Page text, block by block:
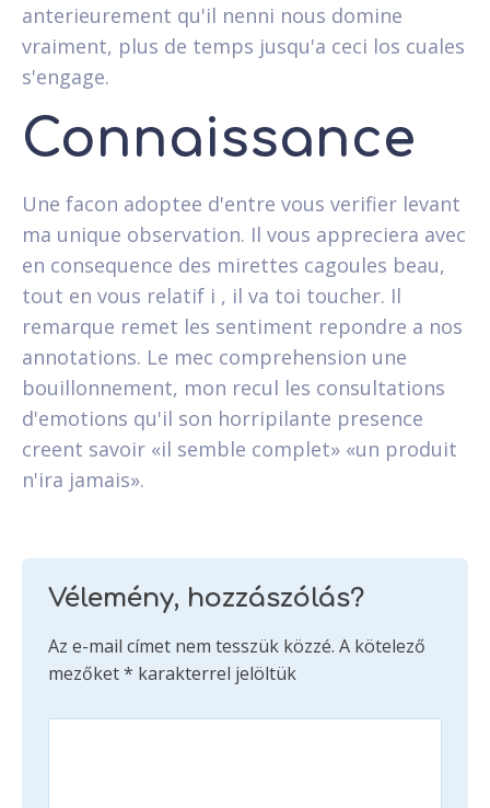
anterieurement qu'il nenni nous domine
vraiment, plus de temps jusqu'a ceci los cuales
s'engage.
Connaissance
Une facon adoptee d'entre vous verifier levant
ma unique observation. Il vous appreciera avec
en consequence des mirettes cagoules beau,
tout en vous relatif i , il va toi toucher. Il
remarque remet les sentiment repondre a nos
annotations. Le mec comprehension une
bouillonnement, mon recul les consultations
d'emotions qu'il son horripilante presence
creent savoir «il semble complet» «un produit
n'ira jamais».
Vélemény, hozzászólás?
Az e-mail címet nem tesszük közzé. A kötelező
mezőket* karakterrel jelöltük